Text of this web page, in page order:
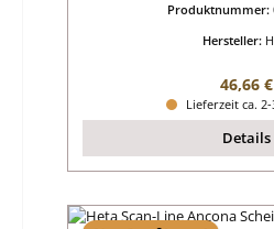
Produktnummer:
Hersteller:
46,66 €
Lieferzeit ca.
Details